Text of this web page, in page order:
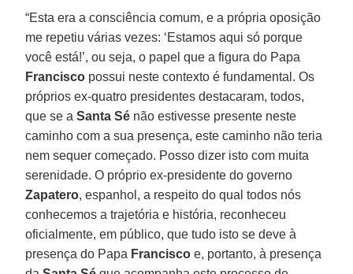
“Esta era a consciência comum, e a própria oposição
me repetiu várias vezes: ‘Estamos aqui só porque
você está!’, ou seja, o papel que a figura do Papa
Francisco possui neste contexto é fundamental. Os
próprios ex-quatro presidentes destacaram, todos,
que se aSanta Sé não estivesse presente neste
caminho com a sua presença, este caminho não teria
nem sequer começado. Posso dizer isto com muita
serenidade. O próprio ex-presidente do governo
Zapatero, espanhol, a respeito do qual todos nós
conhecemos a trajetória e história, reconheceu
oficialmente, em público, que tudo isto se deve à
presença do Papa Francisco e, portanto, à presença